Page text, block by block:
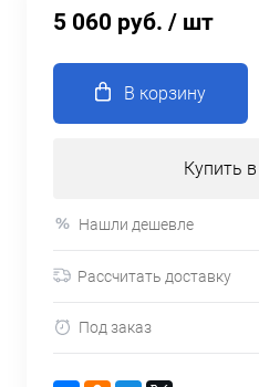
5 060 руб. / шт
В корзину
Купить
Нашли дешевле
Рассчитать доставку
Под заказ